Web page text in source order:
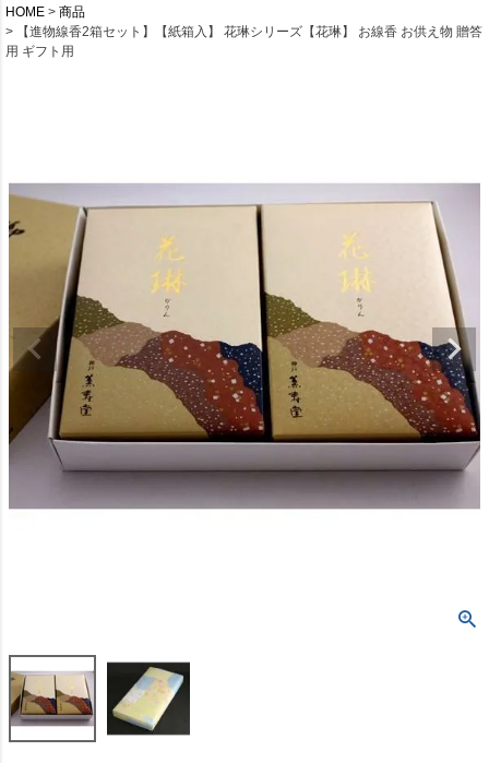
HOME
商品
【進物線香2箱セット】【紙箱入】 花琳シリーズ【花琳】 お線香 お供え物 贈答
用 ギフト用